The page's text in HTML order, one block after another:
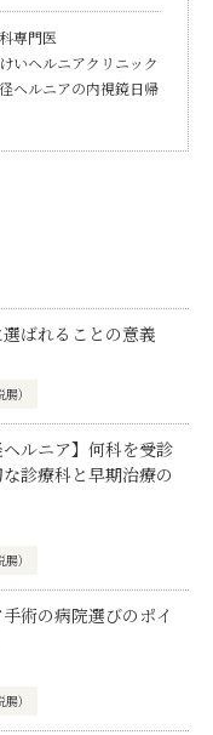
専門医
いヘルニアクリニック
ヘルニアの内視鏡日帰
ばれることの意義
）
ヘルニア】何科を受診
診療科と早期治療の
）
術の病院選びのポイ
）